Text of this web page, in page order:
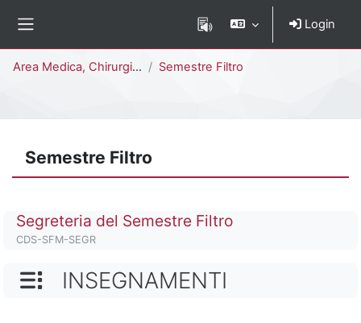
Login
Area Medica, Chirurgica e dei Servizi Clinici Semestre Filtro
Semestre Filtro
Titolo del corso
Segreteria del Semestre Filtro
Codice identificativo del corso
CDS-SFM-SEGR
NOME CATEGORIA
INSEGNAMENTI